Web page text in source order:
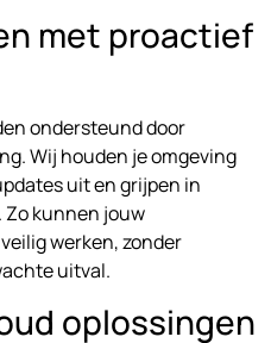
met proactief
ondersteund door
Wij houden je omgeving
uit en grijpen in
kunnen jouw
werken, zonder
uitval.
oplossingen